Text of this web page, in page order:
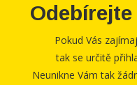
Pokud Vás
tak se určitě
Neunikne Vám tak